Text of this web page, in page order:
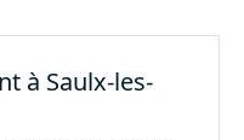
à Saulx-les-